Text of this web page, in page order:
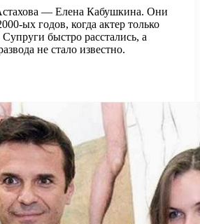
— Елена Кабушкина. Они
ых годов, когда актер только
быстро расстались, а
не стало известно.